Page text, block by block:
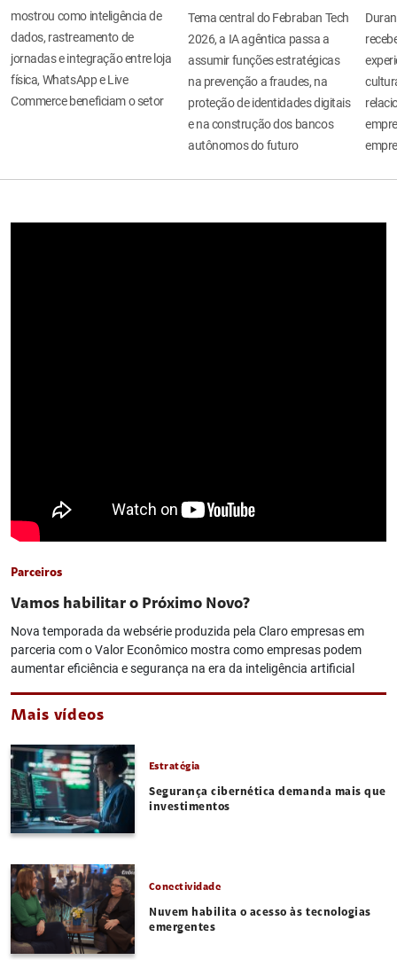
mostrou como inteligência de
dados, rastreamento de
jornadas e integração entre loja
física, WhatsApp e Live
Commerce beneficiam o setor
Tema central do Febraban Tech
2026, a IA agêntica passa a
assumir funções estratégicas
na prevenção a fraudes, na
proteção de identidades digitais
e na construção dos bancos
autônomos do futuro
Parceiros
Vamos habilitar o Próximo Novo?
Nova temporada da websérie produzida pela Claro empresas em
parceria com o Valor Econômico mostra como empresas podem
aumentar eficiência e segurança na era da inteligência artificial
Mais vídeos
Estratégia
Segurança cibernética demanda mais que
investimentos
Conectividade
Nuvem habilita o acesso às tecnologias
emergentes